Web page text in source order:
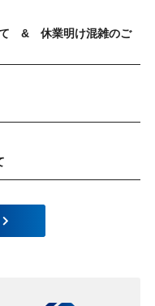
& 休業明け混雑のご